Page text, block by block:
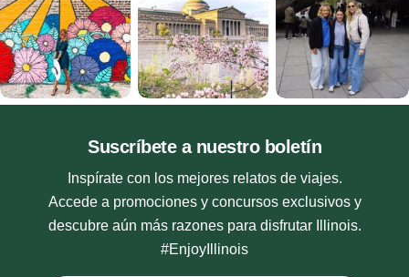
Suscríbete a nuestro boletín
Inspírate con los mejores relatos de viajes.
Accede a promociones y concursos exclusivos y
descubre aún más razones para disfrutar Illinois.
#EnjoyIllinois